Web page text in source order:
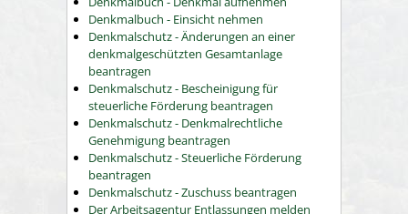
Denkmalbuch - Einsicht nehmen
Denkmalschutz - Änderungen an einer
denkmalgeschützten Gesamtanlage
beantragen
Denkmalschutz - Bescheinigung für
steuerliche Förderung beantragen
Denkmalschutz - Denkmalrechtliche
Genehmigung beantragen
Denkmalschutz - Steuerliche Förderung
beantragen
Denkmalschutz - Zuschuss beantragen
Der Arbeitsagentur Entlassungen melden